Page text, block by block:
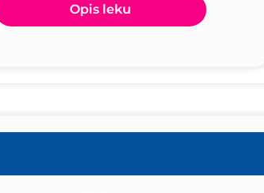
Opis leku